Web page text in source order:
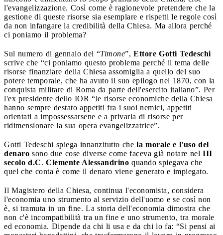
l'evangelizzazione. Così come è ragionevole pretendere che la
gestione di queste risorse sia esemplare e rispetti le regole così
da non infangare la credibilità della Chiesa. Ma allora perché
ci poniamo il problema?
Sul numero di gennaio del “Timone”, Ettore Gotti Tedeschi
scrive che “ci poniamo questo problema perché il tema delle
risorse finanziare della Chiesa assomiglia a quello del suo
potere temporale, che ha avuto il suo epilogo nel 1870, con la
conquista militare di Roma da parte dell'esercito italiano”. Per
l'ex presidente dello IOR “le risorse economiche della Chiesa
hanno sempre destato appetiti fra i suoi nemici, appetiti
orientati a impossessarsene e a privarla di risorse per
ridimensionare la sua opera evangelizzatrice”.
Gotti Tedeschi spiega innanzitutto che la morale e l'uso del
denaro sono due cose diverse come faceva già notare nel III
secolo d.C. Clemente Alessandrino quando spiegava che
quel che conta è come il denaro viene generato e impiegato.
Il Magistero della Chiesa, continua l'economista, considera
l'economia uno strumento al servizio dell'uomo e se così non
è, si tramuta in un fine. La storia dell'economia dimostra che
non c'è incompatibilità tra un fine e uno strumento, tra morale
ed economia. Dipende da chi li usa e da chi lo fa: “Si pensi ai